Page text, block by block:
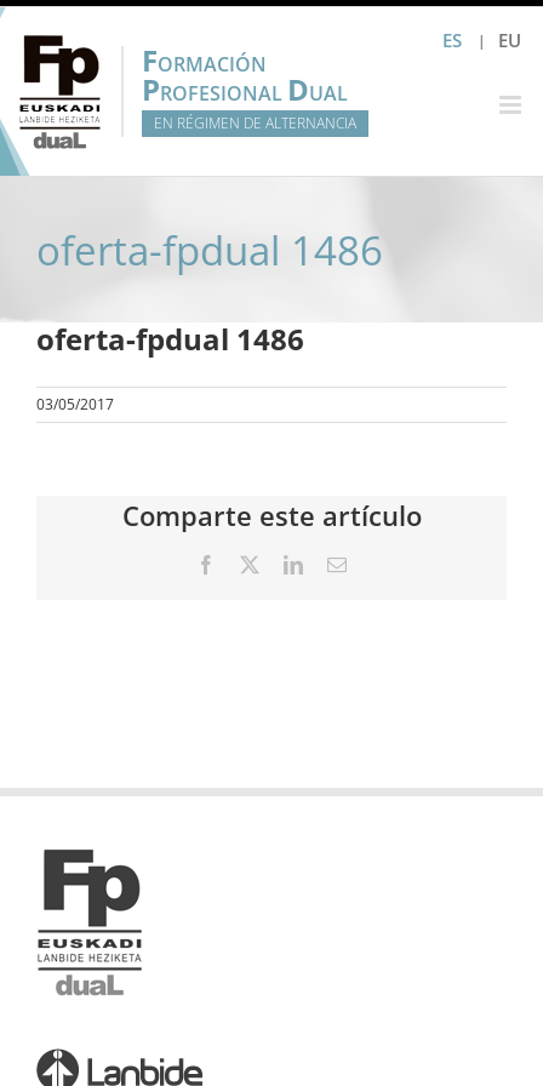
Saltar
contenido
ES EU
FORMACIÓN
PROFESIONAL DUAL
EN RÉGIMEN DE ALTERNANCIA
oferta-fpdual 1486
oferta-fpdual 1486
03/05/2017
Comparte este artículo
Facebook LinkedInCorreo